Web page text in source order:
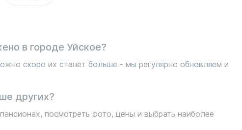
в городе Уйское?
скоро их станет больше - мы регулярно обновляем и
других?
посмотреть фото, цены и выбрать наиболее